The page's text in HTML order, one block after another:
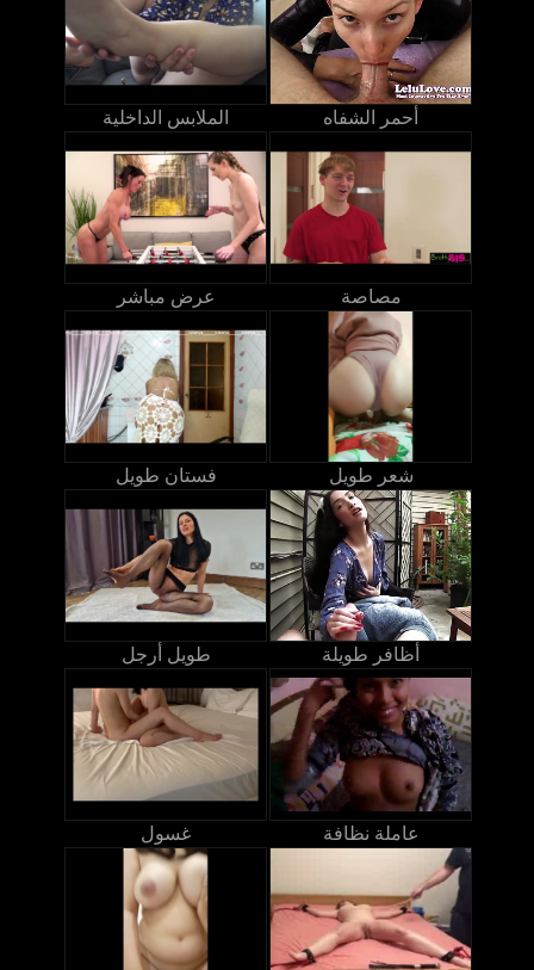
الملابس الداخلية أحمر الشفاه
عرض مباشر مصاصة
فستان طويل شعر طويل
طويل أرجل أظافر طويلة
غسول عاملة نظافة